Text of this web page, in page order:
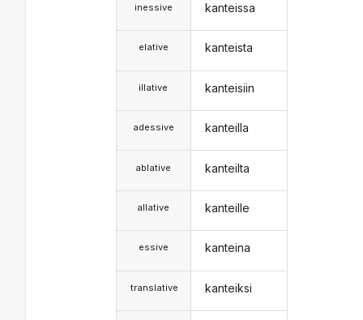
inessive
elative
illative
adessive
ablative
allative
essive
translative
kanteissa
kanteista
kanteisiin
kanteilla
kanteilta
kanteille
kanteina
kanteiksi